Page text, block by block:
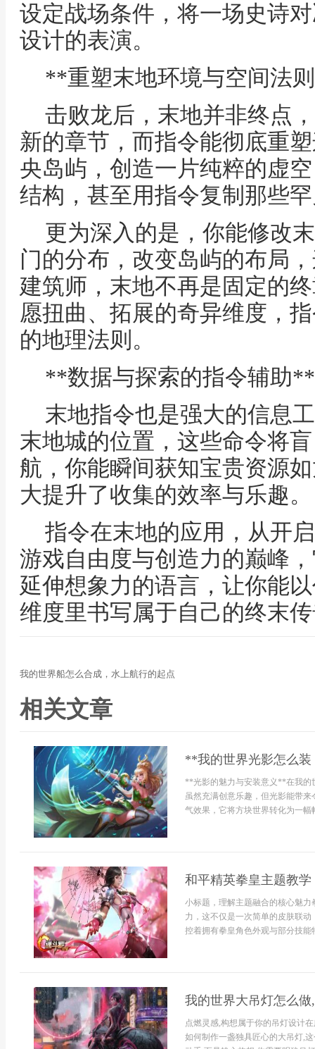
设定战场条件，将一场史诗
设计的表演。
**重塑末地环境与空间法
击败龙后，末地并非终点
新的章节，而指令能彻底重
央岛屿，创造一片纯粹的虚
结构，甚至用指令复制那些
更为深入的是，你能修改
门的分布，改变岛屿的布局
建筑师，末地不再是固定的
愿扭曲、拓展的奇异维度，
的地理法则。
**数据与探索的指令辅助**
末地指令也是强大的信息
末地城的位置，这些命令将
航，你能瞬间获知宝贵资源
大提升了收集的效率与乐趣。
指令在末地的应用，从开
游戏自由度与创造力的巅峰
延伸想象力的语言，让你能
维度里书写属于自己的终末
我的世界船怎么合成，水上航行的起点
相关文章
**我的世界光影怎么
**光影的魅力与安装意义**在我的
虽然充满创意乐趣，但光影能带
气效果，它将方块世界转化为一
和平精英拳皇主题教
小标题，理解主题融合的核心魅
力，这不仅是一次简单的皮肤联
控着拥有拳皇角色外观与部分技
我的世界大吊灯怎么
点燃灵感,构想属于你的吊灯设计
如何制作一盏独具匠心的大吊灯,